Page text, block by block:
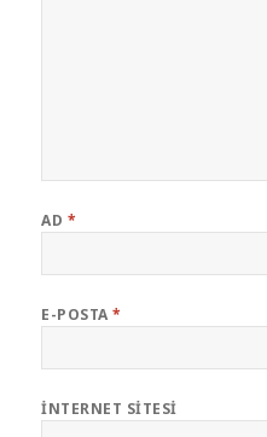
AD *
E-POSTA*
İNTERNET SITESI